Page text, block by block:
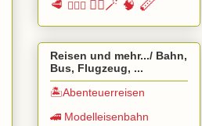
🥩 🧗🏻‍♀️ 🧙‍♂️🪄 🧠
Reisen und mehr.../ Bahn,
Bus, Flugzeug, ...
🏝️Abenteuerreisen
🚄 Modelleisenbahn